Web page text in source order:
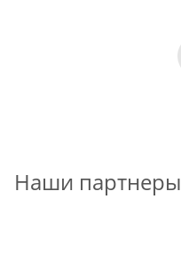
Наши партнеры